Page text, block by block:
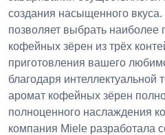
создания насыщенного
позволяет выбрать наиболее
кофейных зёрен из трёх
приготовления вашего
благодаря интеллектуальной
аромат кофейных зёрен
полноценного наслаждения
компания Miele разработала